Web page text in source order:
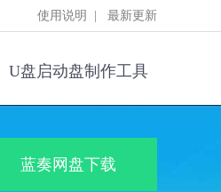
使用说明 最新更新
U盘启动盘制作工具
蓝奏网盘下载